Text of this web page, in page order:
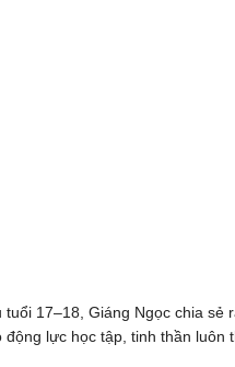
17–18, Giáng Ngọc chia sẻ
lực học tập, tinh thần luôn